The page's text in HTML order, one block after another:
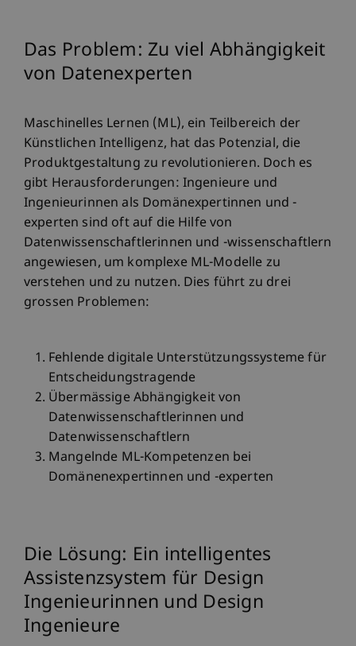
Das Problem: Zu viel Abhängigkeit
von Datenexperten
Maschinelles Lernen (ML), ein Teilbereich der
Künstlichen Intelligenz, hat das Potenzial, die
Produktgestaltung zu revolutionieren. Doch es
gibt Herausforderungen: Ingenieure und
Ingenieurinnen als Domänexpertinnen und -
experten sind oft auf die Hilfe von
Datenwissenschaftlerinnen und -wissenschaftlern
angewiesen, um komplexe ML-Modelle zu
verstehen und zu nutzen. Dies führt zu drei
grossen Problemen:
Fehlende digitale Unterstützungssysteme für
Entscheidungstragende
Übermässige Abhängigkeit von
Datenwissenschaftlerinnen und
Datenwissenschaftlern
Mangelnde ML-Kompetenzen bei
Domänenexpertinnen und -experten
Die Lösung: Ein intelligentes
Assistenzsystem für Design
Ingenieurinnen und Design
Ingenieure